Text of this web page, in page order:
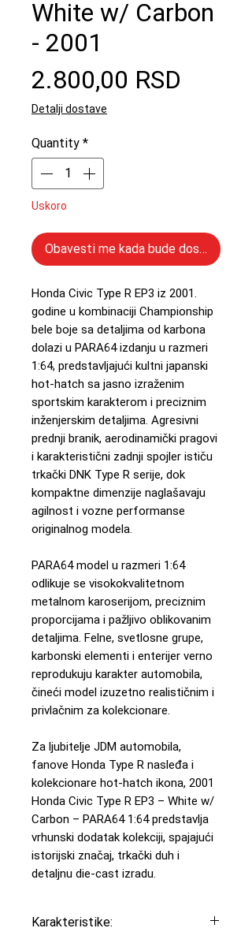
White w/ Carbon
- 2001
2.800,00 RSD
Detalji dostave
Quantity *
Uskoro
Obavesti me kada bude dostupno
Honda Civic Type R EP3 iz 2001.
godine u kombinaciji Championship
bele boje sa detaljima od karbona
dolazi u PARA64 izdanju u razmeri
1:64, predstavljajući kultni japanski
hot-hatch sa jasno izraženim
sportskim karakterom i preciznim
inženjerskim detaljima. Agresivni
prednji branik, aerodinamički pragovi
i karakteristični zadnji spojler ističu
trkački DNK Type R serije, dok
kompaktne dimenzije naglašavaju
agilnost i vozne performanse
originalnog modela.
PARA64 model u razmeri 1:64
odlikuje se visokokvalitetnom
metalnom karoserijom, preciznim
proporcijama i pažljivo oblikovanim
detaljima. Felne, svetlosne grupe,
karbonski elementi i enterijer verno
reprodukuju karakter automobila,
čineći model izuzetno realističnim i
privlačnim za kolekcionare.
Za ljubitelje JDM automobila,
fanove Honda Type R nasleđa i
kolekcionare hot-hatch ikona, 2001
Honda Civic Type R EP3 – White w/
Carbon – PARA64 1:64 predstavlja
vrhunski dodatak kolekciji, spajajući
istorijski značaj, trkački duh i
detaljnu die-cast izradu.
Karakteristike: